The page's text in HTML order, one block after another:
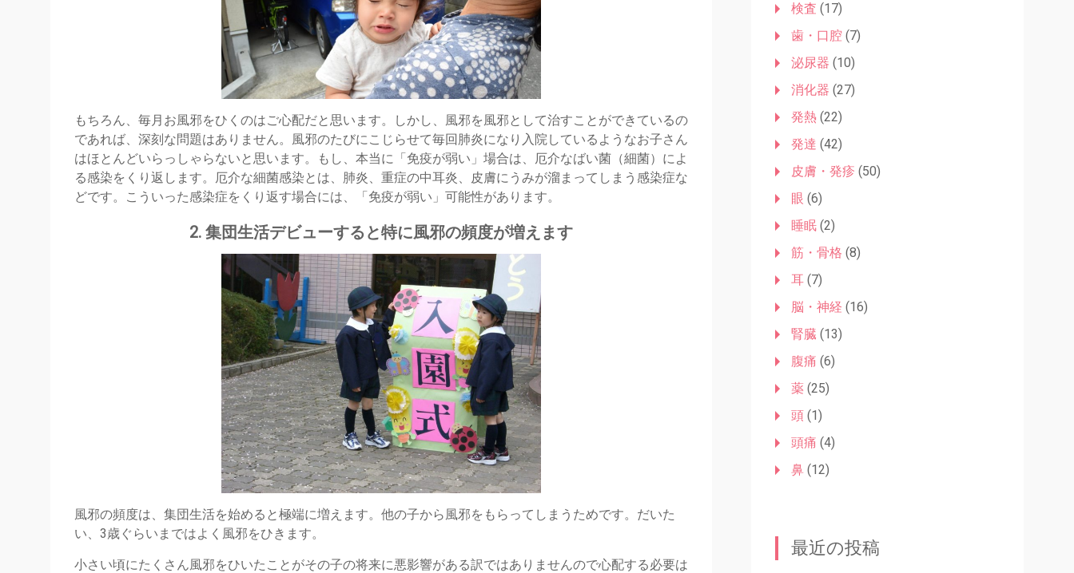
もちろん、毎月お風邪をひくのはご心配だと思います。しかし、風邪を風邪として治すことができているの
であれば、深刻な問題はありません。風邪のたびにこじらせて毎回肺炎になり入院しているようなお子さん
はほとんどいらっしゃらないと思います。もし、本当に「免疫が弱い」場合は、厄介なばい菌（細菌）によ
る感染をくり返します。厄介な細菌感染とは、肺炎、重症の中耳炎、皮膚にうみが溜まってしまう感染症な
どです。こういった感染症をくり返す場合には、「免疫が弱い」可能性があります。
2. 集団生活デビューすると特に風邪の頻度が増えます
風邪の頻度は、集団生活を始めると極端に増えます。他の子から風邪をもらってしまうためです。だいた
い、3歳ぐらいまではよく風邪をひきます。
小さい頃にたくさん風邪をひいたことがその子の将来に悪影響がある訳ではありませんので心配する必要は
検査 (17)
歯・口腔(7)
泌尿器 (10)
消化器 (27)
発熱(22)
発達 (42)
皮膚・発疹 (50)
眼 (6)
睡眠(2)
筋・骨格 (8)
耳(7)
脳・神経 (16)
腎臓 (13)
腹痛 (6)
薬(25)
頭(1)
頭痛 (4)
鼻(12)
最近の投稿